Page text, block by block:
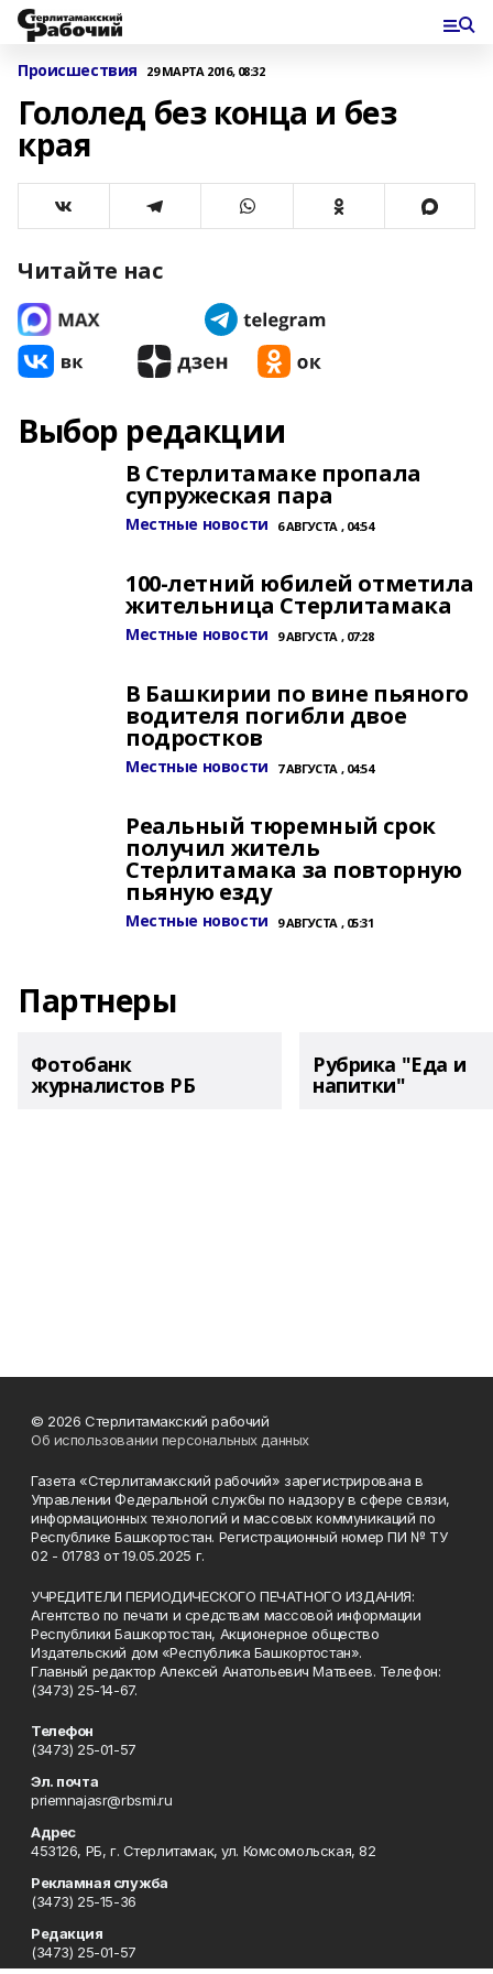
Происшествия 29 МАРТА 2016, 08:32
Гололед без конца и без
края
Читайте нас
Выбор редакции
В Стерлитамаке пропала
супружеская пара
Местные новости 6 АВГУСТА , 04:54
100-летний юбилей отметила
жительница Стерлитамака
Местные новости 9 АВГУСТА , 07:28
В Башкирии по вине пьяного
водителя погибли двое
подростков
Местные новости 7 АВГУСТА , 04:54
Реальный тюремный срок
получил житель
Стерлитамака за повторную
пьяную езду
Местные новости 9 АВГУСТА , 05:31
Партнеры
Фотобанк
журналистов РБ
Рубрика "Еда и
напитки"
© 2026 Стерлитамакский рабочий
Об использовании персональных данных
Газета «Стерлитамакский рабочий» зарегистрирована в
Управлении Федеральной службы по надзору в сфере связи,
информационных технологий и массовых коммуникаций по
Республике Башкортостан. Регистрационный номер ПИ № ТУ
02 - 01783 от 19.05.2025 г.
УЧРЕДИТЕЛИ ПЕРИОДИЧЕСКОГО ПЕЧАТНОГО ИЗДАНИЯ:
Агентство по печати и средствам массовой информации
Республики Башкортостан, Акционерное общество
Издательский дом «Республика Башкортостан».
Главный редактор Алексей Анатольевич Матвеев. Телефон:
(3473) 25-14-67.
Телефон
(3473) 25-01-57
Эл. почта
priemnajasr@rbsmi.ru
Адрес
453126, РБ, г. Стерлитамак, ул. Комсомольская, 82
Рекламная служба
(3473) 25-15-36
Редакция
(3473) 25-01-57